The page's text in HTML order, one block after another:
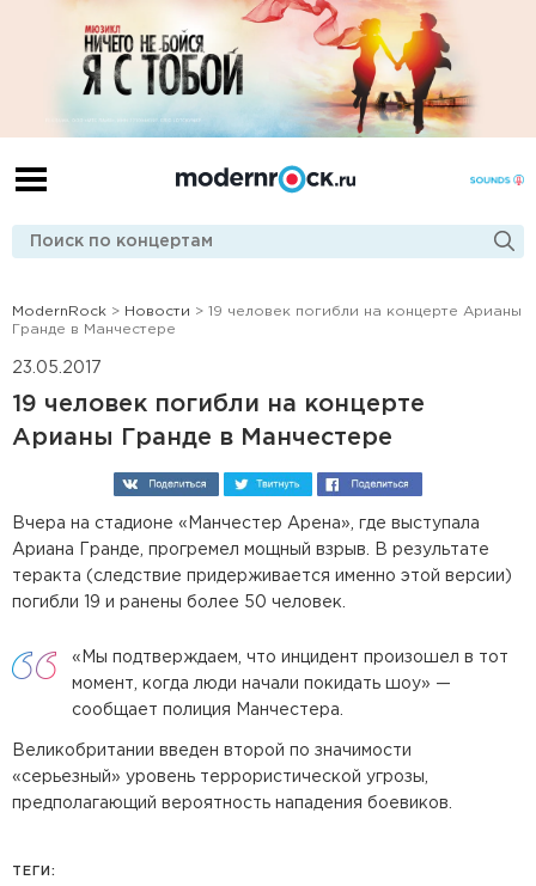
ModernRock > Новости > 19 человек погибли на концерте Арианы
Гранде в Манчестере
23.05.2017
19 человек погибли на концерте
Арианы Гранде в Манчестере
Вчера на стадионе «Манчестер Арена», где выступала
Ариана Гранде, прогремел мощный взрыв. В результате
теракта (следствие придерживается именно этой версии)
погибли 19 и ранены более 50 человек.
«Мы подтверждаем, что инцидент произошел в тот
момент, когда люди начали покидать шоу» —
сообщает полиция Манчестера.
Великобритании введен второй по значимости
«серьезный» уровень террористической угрозы,
предполагающий вероятность нападения боевиков.
ТЕГИ: